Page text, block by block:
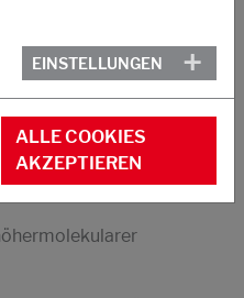
EINSTELLUNGEN
ALLE COOKIES
AKZEPTIEREN